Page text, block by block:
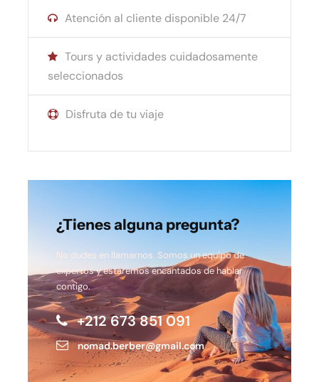
Atención al cliente disponible 24/7
Tours y actividades cuidadosamente
seleccionados
Disfruta de tu viaje
¿Tienes alguna pregunta?
No dudes en llamarnos. Somos un equipo de
expertos y estaremos encantados de hablar
contigo.
+212 673 851 091
nomad.berber@gmail.com